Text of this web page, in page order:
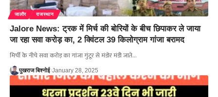
जालौर राजस्थान
Jalore News: ट्रक में मिर्च की बोरियों के बीच छिपाकर ले जाया
जा रहा सवा करोड़ का, 2 क्विंटल 39 किलोग्राम गांजा बरामद
मिर्ची के नीचे सवा करोड़ का गांजा गुंटूर से मंडोर मंडी जाते…
पुखराज बिश्नोई January 28, 2025